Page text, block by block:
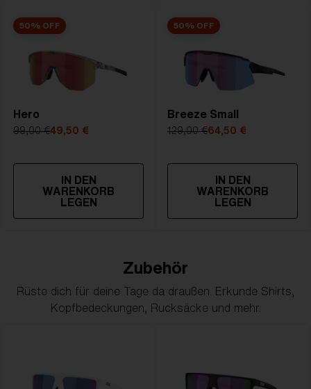
50% OFF
Hero
99,00 €49,50 €
IN DEN
WARENKORB
LEGEN
50% OFF
Breeze Small
129,00 €64,50 €
IN DEN
WARENKORB
LEGEN
Zubehör
Rüste dich für deine Tage da draußen. Erkunde Shirts,
Kopfbedeckungen, Rucksäcke und mehr.